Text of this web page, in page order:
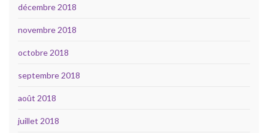
décembre 2018
novembre 2018
octobre 2018
septembre 2018
août 2018
juillet 2018